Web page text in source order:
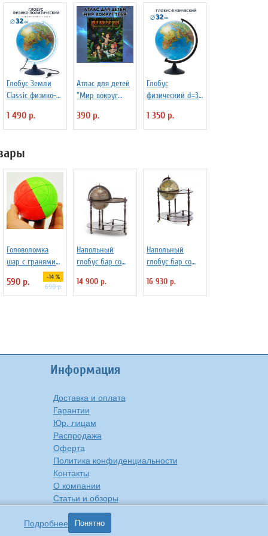
Подробнее Понятно
Глобус Земли
Classic физико-
подсветкой d=32
см
1 490 р.
Атлас для детей
"Мир вокруг
390 р.
Глобус
физический d=32
1 350 р.
Головоломка
шар с гранями
590 р. -14 %
690 р.
Напольный
глобус бар со
RG40004EN,
d=40 см
14 900 р.
Напольный
глобус бар со
CG40004NN,
d=40 см
16 930 р.
Информация
Доставка и оплата
Гарантии
Юр. лицам
Распродажа
Оферта
Политика конфиденциальности
Контакты
О компании
Статьи и обзоры